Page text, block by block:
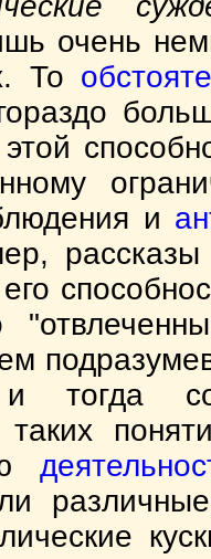
очень
То
этой
и
тогда
таких